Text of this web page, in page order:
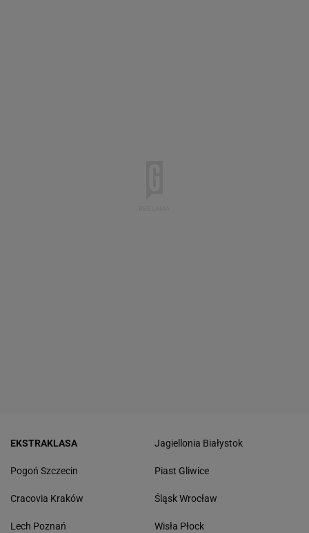
EKSTRAKLASA
Pogoń Szczecin
Cracovia Kraków
Lech Poznań
Jagiellonia Białystok
Piast Gliwice
Śląsk Wrocław
Wisła Płock